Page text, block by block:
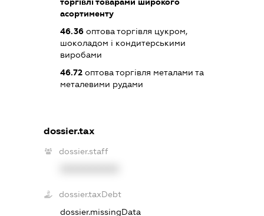
торгівлі товарами широкого
асортименту
46.36 оптова торгівля цукром,
шоколадом і кондитерськими
виробами
46.72 оптова торгівля металами та
металевими рудами
dossier.tax
dossier.staff
dossier.taxDebt
dossier.missingData